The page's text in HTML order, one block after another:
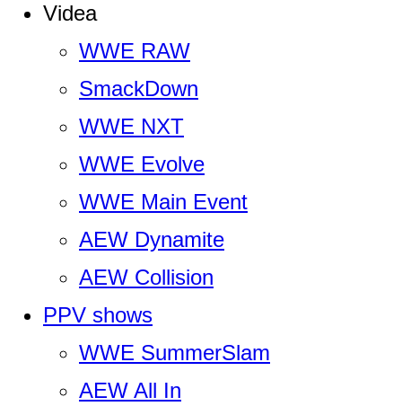
Videa
WWE RAW
SmackDown
WWE NXT
WWE Evolve
WWE Main Event
AEW Dynamite
AEW Collision
PPV shows
WWE SummerSlam
AEW All In